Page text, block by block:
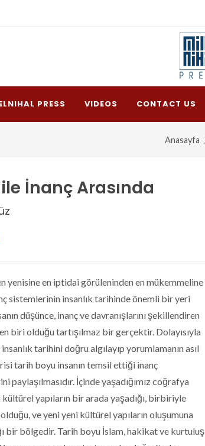
PRESS VIDEOS CONTACT US
Anasayfa
İnanç Arasında
yenisine en iptidai görüleninden en mükemmeline
sistemlerinin insanlık tarihinde önemli bir yeri
düşünce, inanç ve davranışlarını şekillendiren
biri olduğu tartışılmaz bir gerçektir. Dolayısıyla
insanlık tarihini doğru algılayıp yorumlamanın asıl
tarih boyu insanın temsil ettiği inanç
paylaşılmasıdır. İçinde yaşadığımız coğrafya
yapıların bir arada yaşadığı, birbiriyle
ve yeni yeni kültürel yapıların oluşumuna
bir bölgedir. Tarih boyu İslam, hakikat ve kurtuluş